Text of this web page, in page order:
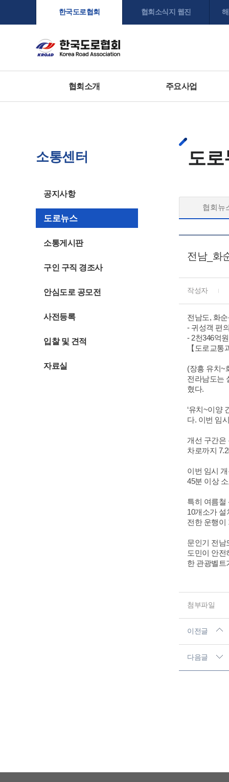
한국도로협회 협회소식지 웹진
협회소개 주요사업
소통센터
공지사항
도로뉴스
소통게시판
구인 구직 경조사
안심도로 공모전
사전등록
입찰 및 견적
자료실
도로
협회뉴
전남_화
작성자
전남도, 화
- 귀성객 편
- 2천346억
【도로교통
(장흥 유치~
전라남도는
혔다.
‘유치~이양
다. 이번 임
개선 구간은
차로까지
이번 임시
45분 이상
특히 여름철
10개소가
전한 운행이
문인기 전남
도민이 안전
한 관광벨트
첨부파일
이전글
다음글